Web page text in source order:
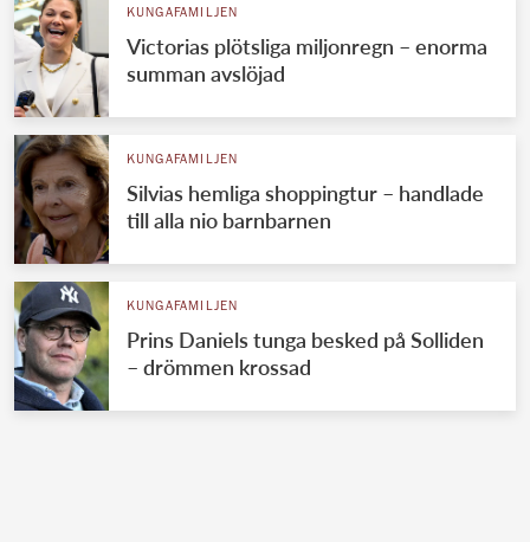
KUNGAFAMILJEN
Victorias plötsliga miljonregn – enorma
summan avslöjad
KUNGAFAMILJEN
Silvias hemliga shoppingtur – handlade
till alla nio barnbarnen
KUNGAFAMILJEN
Prins Daniels tunga besked på Solliden
– drömmen krossad